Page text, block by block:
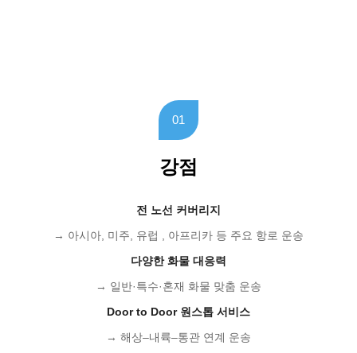
01
강점
전 노선 커버리지
→ 아시아, 미주, 유럽 , 아프리카 등 주요 항로 운송
다양한 화물 대응력
→ 일반·특수·혼재 화물 맞춤 운송
Door to Door 원스톱 서비스
→ 해상–내륙–통관 연계 운송